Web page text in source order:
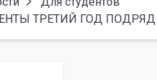
ТРЕТИЙ ГОД